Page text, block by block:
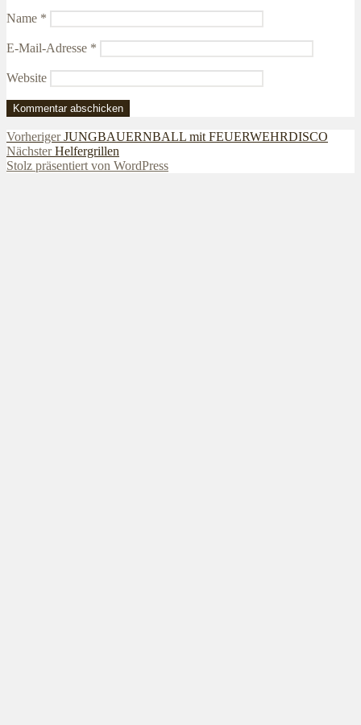
Name *
E-Mail-Adresse *
Website
Beitragsnavigation
Vorheriger Vorheriger
Beitrag:
JUNGBAUERNBALL mit FEUERWEHRDISCO
Nächster Nächster
Beitrag:
Helfergrillen
Stolz präsentiert von WordPress